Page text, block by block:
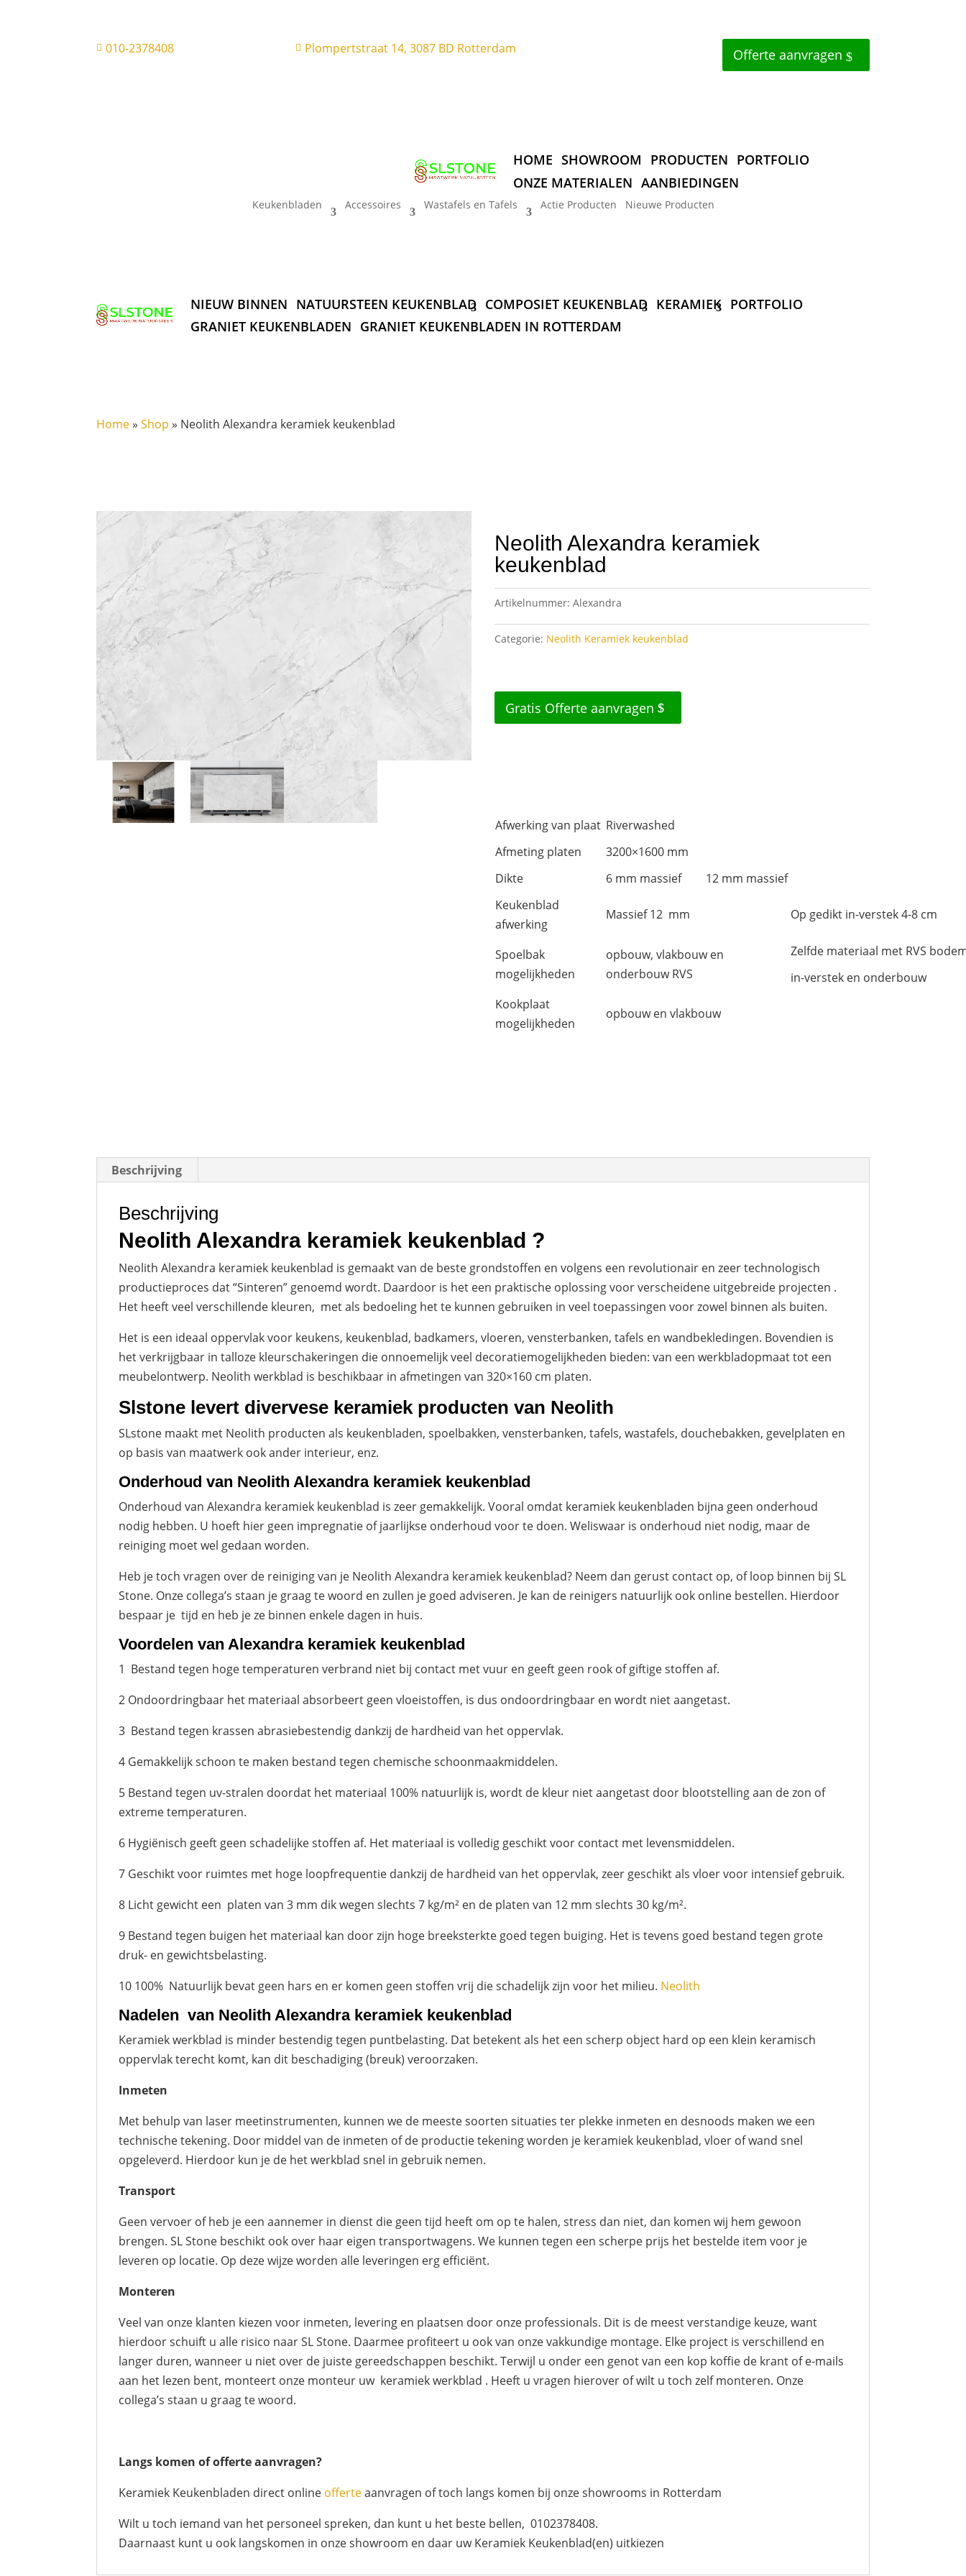
 010-2378408  Plompertstraat 14, 3087 BD Rotterdam Offerte aanvragen
HOME SHOWROOM PRODUCTEN PORTFOLIO
ONZE MATERIALEN AANBIEDINGEN
Keukenbladen Accessoires Wastafels en Tafels Actie Producten Nieuwe Producten
NIEUW BINNEN NATUURSTEEN KEUKENBLAD COMPOSIET KEUKENBLAD KERAMIEK PORTFOLIO
GRANIET KEUKENBLADEN GRANIET KEUKENBLADEN IN ROTTERDAM
Home»Shop » Neolith Alexandra keramiek keukenblad
Neolith Alexandra keramiek
keukenblad
Artikelnummer: Alexandra
Categorie: Neolith Keramiek keukenblad
Gratis Offerte aanvragen
Afwerking van plaat Riverwashed
Afmeting platen
3200×1600 mm
Dikte
6 mm massief
12 mm massief
Keukenblad
afwerking
Massief 12 mm Op gedikt in-verstek 4-8 cm
Spoelbak
mogelijkheden
opbouw, vlakbouw en
onderbouw RVS
Zelfde materiaal met RVS
in-verstek en onderbouw
Kookplaat
mogelijkheden
opbouw en vlakbouw
Beschrijving
Beschrijving
Neolith Alexandra keramiek keukenblad ?
Neolith Alexandra keramiek keukenblad is gemaakt van de beste grondstoffen en volgens een revolutionair en zeer technologisch
productieproces dat “Sinteren” genoemd wordt. Daardoor is het een praktische oplossing voor verscheidene uitgebreide projecten .
Het heeft veel verschillende kleuren, met als bedoeling het te kunnen gebruiken in veel toepassingen voor zowel binnen als buiten.
Het is een ideaal oppervlak voor keukens, keukenblad, badkamers, vloeren, vensterbanken, tafels en wandbekledingen. Bovendien is
het verkrijgbaar in talloze kleurschakeringen die onnoemelijk veel decoratiemogelijkheden bieden: van een werkbladopmaat tot een
meubelontwerp. Neolith werkblad is beschikbaar in afmetingen van 320×160 cm platen.
Slstone levert divervese keramiek producten van Neolith
SLstone maakt met Neolith producten als keukenbladen, spoelbakken, vensterbanken, tafels, wastafels, douchebakken, gevelplaten en
op basis van maatwerk ook ander interieur, enz.
Onderhoud van Neolith Alexandra keramiek keukenblad
Onderhoud van Alexandra keramiek keukenblad is zeer gemakkelijk. Vooral omdat keramiek keukenbladen bijna geen onderhoud
nodig hebben. U hoeft hier geen impregnatie of jaarlijkse onderhoud voor te doen. Weliswaar is onderhoud niet nodig, maar de
reiniging moet wel gedaan worden.
Heb je toch vragen over de reiniging van je Neolith Alexandra keramiek keukenblad? Neem dan gerust contact op, of loop binnen bij SL
Stone. Onze collega’s staan je graag te woord en zullen je goed adviseren. Je kan de reinigers natuurlijk ook online bestellen. Hierdoor
bespaar je tijd en heb je ze binnen enkele dagen in huis.
Voordelen van Alexandra keramiek keukenblad
1 Bestand tegen hoge temperaturen verbrand niet bij contact met vuur en geeft geen rook of giftige stoffen af.
2 Ondoordringbaar het materiaal absorbeert geen vloeistoffen, is dus ondoordringbaar en wordt niet aangetast.
3 Bestand tegen krassen abrasiebestendig dankzij de hardheid van het oppervlak.
4 Gemakkelijk schoon te maken bestand tegen chemische schoonmaakmiddelen.
5 Bestand tegen uv-stralen doordat het materiaal 100% natuurlijk is, wordt de kleur niet aangetast door blootstelling aan de zon of
extreme temperaturen.
6 Hygiënisch geeft geen schadelijke stoffen af. Het materiaal is volledig geschikt voor contact met levensmiddelen.
7 Geschikt voor ruimtes met hoge loopfrequentie dankzij de hardheid van het oppervlak, zeer geschikt als vloer voor intensief gebruik.
8 Licht gewicht een platen van 3 mm dik wegen slechts 7 kg/m² en de platen van 12 mm slechts 30 kg/m².
9 Bestand tegen buigen het materiaal kan door zijn hoge breeksterkte goed tegen buiging. Het is tevens goed bestand tegen grote
druk- en gewichtsbelasting.
10 100% Natuurlijk bevat geen hars en er komen geen stoffen vrij die schadelijk zijn voor het milieu. Neolith
Nadelen van Neolith Alexandra keramiek keukenblad
Keramiek werkblad is minder bestendig tegen puntbelasting. Dat betekent als het een scherp object hard op een klein keramisch
oppervlak terecht komt, kan dit beschadiging (breuk) veroorzaken.
Inmeten
Met behulp van laser meetinstrumenten, kunnen we de meeste soorten situaties ter plekke inmeten en desnoods maken we een
technische tekening. Door middel van de inmeten of de productie tekening worden je keramiek keukenblad, vloer of wand snel
opgeleverd. Hierdoor kun je de het werkblad snel in gebruik nemen.
Transport
Geen vervoer of heb je een aannemer in dienst die geen tijd heeft om op te halen, stress dan niet, dan komen wij hem gewoon
brengen. SL Stone beschikt ook over haar eigen transportwagens. We kunnen tegen een scherpe prijs het bestelde item voor je
leveren op locatie. Op deze wijze worden alle leveringen erg efficiënt.
Monteren
Veel van onze klanten kiezen voor inmeten, levering en plaatsen door onze professionals. Dit is de meest verstandige keuze, want
hierdoor schuift u alle risico naar SL Stone. Daarmee profiteert u ook van onze vakkundige montage. Elke project is verschillend en
langer duren, wanneer u niet over de juiste gereedschappen beschikt. Terwijl u onder een genot van een kop koffie de krant of e-mails
aan het lezen bent, monteert onze monteur uw keramiek werkblad . Heeft u vragen hierover of wilt u toch zelf monteren. Onze
collega’s staan u graag te woord.
Langs komen of offerte aanvragen?
Keramiek Keukenbladen direct online offerteaanvragen of toch langs komen bij onze showrooms in Rotterdam
Wilt u toch iemand van het personeel spreken, dan kunt u het beste bellen, 0102378408.
Daarnaast kunt u ook langskomen in onze showroom en daar uw Keramiek Keukenblad(en) uitkiezen